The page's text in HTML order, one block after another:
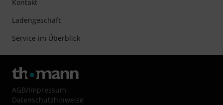
Kontakt
Ladengeschäft
Service im Überblick
AGB/Impressum
Datenschutzhinweise